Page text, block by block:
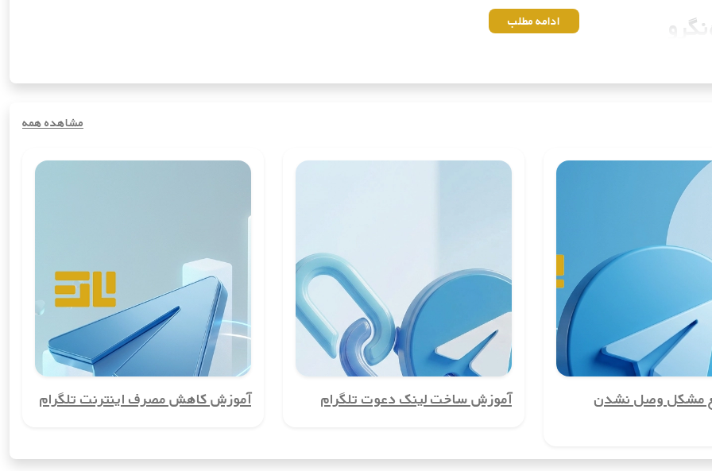
است. با استفاده از این شماره‌ها، می‌توانید شماره تلفن واقعی خود را مخفی نگه دارید و از افشای آن جلوگیری کنید. این ویژگی برای کسانی که
در کشورمونته‌نگرو ایجاد کنید. این ویژگی برای کسب‌وکارها، مدیران گروه‌ها یا افرادی که می‌خواهند حساب‌های شخصی و کاری خود را از هم
اگر نیاز به تماس‌های بین‌المللی دارید. با استفاده از شماره مجازی، می‌توانید تماس‌ها و پیامک‌های بین‌المللی را با هزینه‌ای بسیار کمتر از
نیاز دارند. با شماره مجازی کشورمونته‌نگرو، می‌توانید بدون نیاز به استفاده از شماره واقعی خود، در این سرویس‌ها ثبت‌نام کنید.
دیگر نگرانی‌ای از دسترسی هکرها و کلاهبرداران به شماره واقعی شما وجود نخواهد داشت. این مزیت به‌ویژه برای کسانی که امنیت اطلاعاتشان
ادامه مطلب
مشاهده همه
مشکل وصل نشدن
آموزش ساخت لینک دعوت تلگرام آموزش کاهش مصرف اینترنت تلگرام